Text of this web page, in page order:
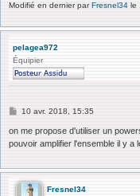
Modifié en dernier parFresnel34 le
pelagea972
Équipier
M
s
a
e
10 avr. 2018, 15:35
on me propose d'utiliser un
pouvoir amplifier l'ensemble il y a
Fresnel34